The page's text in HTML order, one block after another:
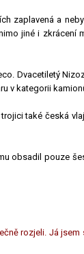
zaplavená a
jiné i zkrácení
Dvacetiletý
v kategorii
také česká
obsadil pouze
rozjeli. Já jsem